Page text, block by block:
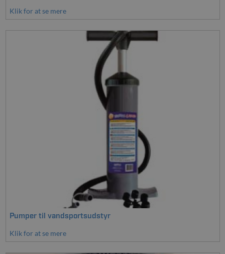
Klik for at se mere
Pumper til vandsportsudstyr
Klik for at se mere